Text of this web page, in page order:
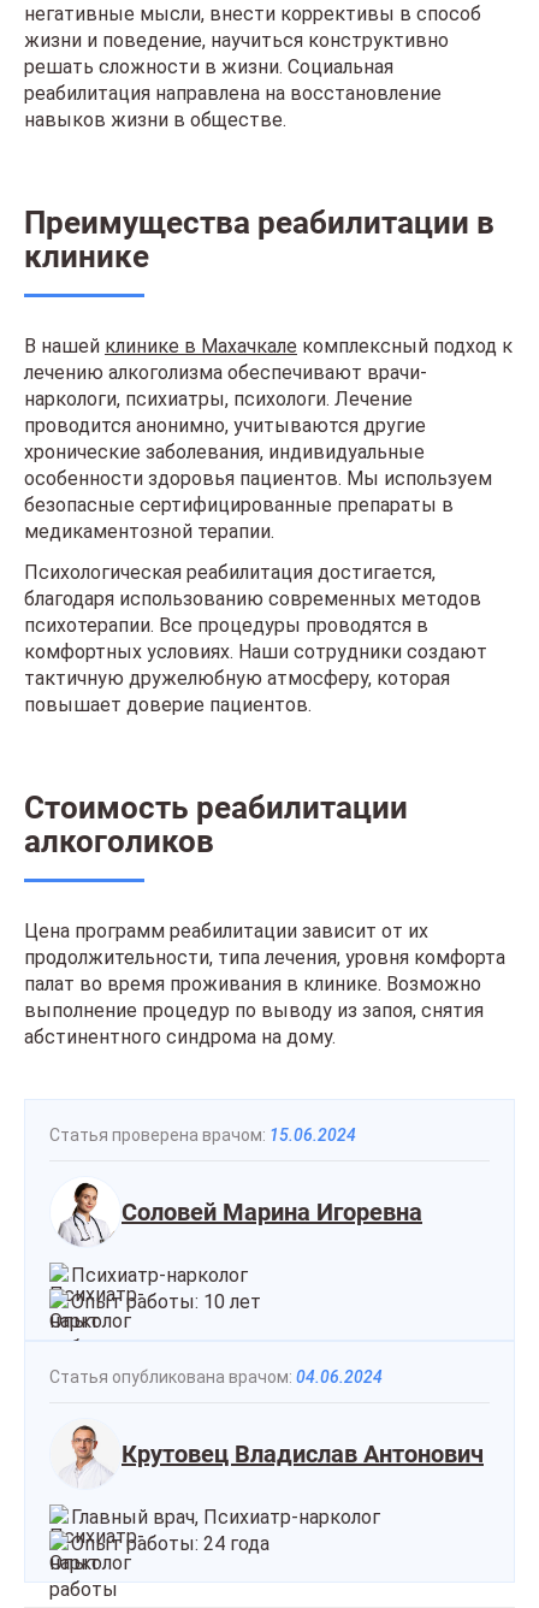
негативные мысли, внести коррективы в способ
жизни и поведение, научиться конструктивно
решать сложности в жизни. Социальная
реабилитация направлена на восстановление
навыков жизни в обществе.
Преимущества реабилитации в
клинике
В нашей клинике в Махачкале комплексный подход к
лечению алкоголизма обеспечивают врачи-
наркологи, психиатры, психологи. Лечение
проводится анонимно, учитываются другие
хронические заболевания, индивидуальные
особенности здоровья пациентов. Мы используем
безопасные сертифицированные препараты в
медикаментозной терапии.
Психологическая реабилитация достигается,
благодаря использованию современных методов
психотерапии. Все процедуры проводятся в
комфортных условиях. Наши сотрудники создают
тактичную дружелюбную атмосферу, которая
повышает доверие пациентов.
Стоимость реабилитации
алкоголиков
Цена программ реабилитации зависит от их
продолжительности, типа лечения, уровня комфорта
палат во время проживания в клинике. Возможно
выполнение процедур по выводу из запоя, снятия
абстинентного синдрома на дому.
Статья проверена врачом: 15.06.2024
Соловей Марина Игоревна
Психиатр-нарколог
Опыт работы: 10 лет
Статья опубликована врачом: 04.06.2024
Крутовец Владислав Антонович
Главный врач, Психиатр-нарколог
Опыт работы: 24 года